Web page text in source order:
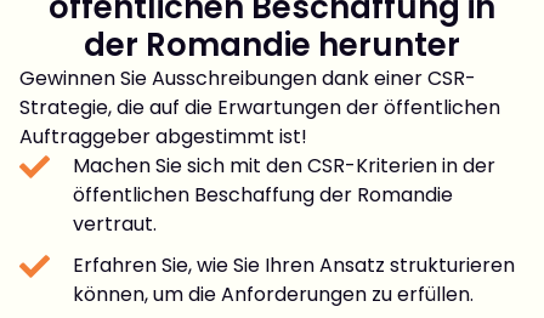
der Romandie herunter
Gewinnen Sie Ausschreibungen dank einer CSR-
Strategie, die auf die Erwartungen der öffentlichen
Auftraggeber abgestimmt ist!
Machen Sie sich mit den CSR-Kriterien in der
öffentlichen Beschaffung der Romandie
vertraut.
Erfahren Sie, wie Sie Ihren Ansatz strukturieren
können, um die Anforderungen zu erfüllen.